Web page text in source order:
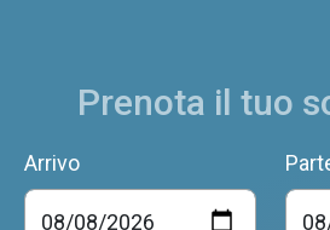
Prenota il tuo
Arrivo